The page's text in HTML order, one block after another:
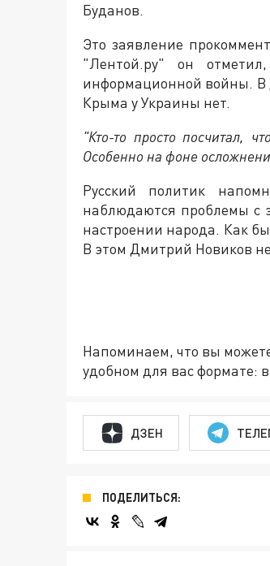
Буданов.
Это заявление
"Лентой.ру" он
информационной войны. В
Крыма у Украины нет.
"Кто-то просто посчитал,
Особенно на фоне
Русский политик
наблюдаются проблемы с
настроении народа. Как
В этом Дмитрий Новиков
Напоминаем, что вы
удобном для вас формате: в
ДЗЕН
ПОДЕЛИТЬСЯ: